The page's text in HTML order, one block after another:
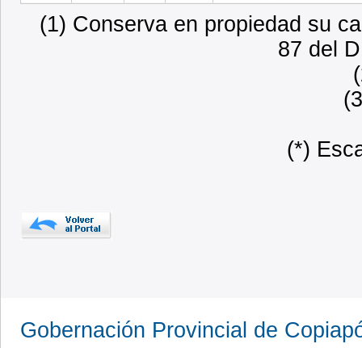
(1) Conserva en propiedad su
87 del
(*)
Gobernación Provincial de